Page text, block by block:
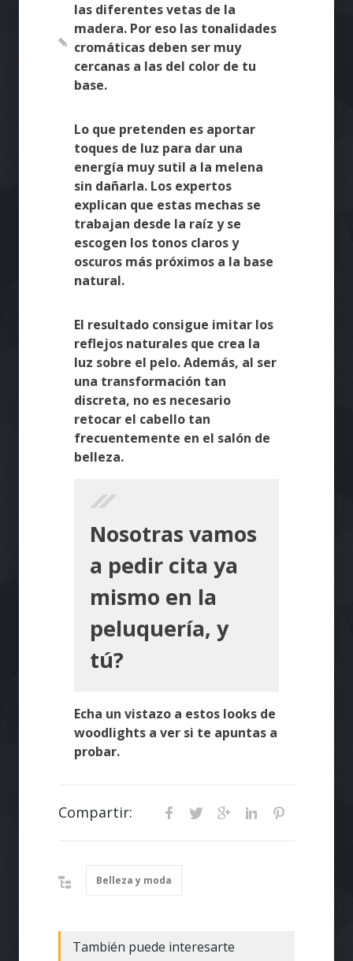
las diferentes vetas de la
madera. Por eso las tonalidades
cromáticas deben ser muy
cercanas a las del color de tu
base.
Lo que pretenden es aportar
toques de luz para dar una
energía muy sutil a la melena
sin dañarla. Los expertos
explican que estas mechas se
trabajan desde la raíz y se
escogen los tonos claros y
oscuros más próximos a la base
natural.
El resultado consigue imitar los
reflejos naturales que crea la
luz sobre el pelo. Además, al ser
una transformación tan
discreta, no es necesario
retocar el cabello tan
frecuentemente en el salón de
belleza.
Nosotras vamos
a pedir cita ya
mismo en la
peluquería, y
tú?
Echa un vistazo a estos looks de
woodlights a ver si te apuntas a
probar.
Compartir:
Belleza y moda
También puede interesarte